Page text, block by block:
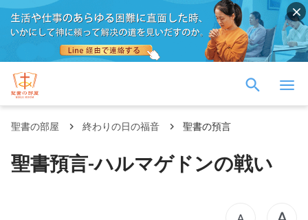
聖書の部屋 終わりの日の福音 聖書の預言
聖書預言-ハルマゲドンの戦い